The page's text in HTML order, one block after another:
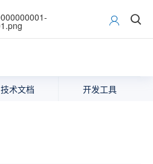
技术文档 开发工具